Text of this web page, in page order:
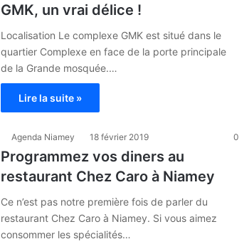
GMK, un vrai délice !
Localisation Le complexe GMK est situé dans le
quartier Complexe en face de la porte principale
de la Grande mosquée.…
Lire la suite »
Agenda Niamey 18 février 2019 0
Programmez vos diners au
restaurant Chez Caro à Niamey
Ce n’est pas notre première fois de parler du
restaurant Chez Caro à Niamey. Si vous aimez
consommer les spécialités…